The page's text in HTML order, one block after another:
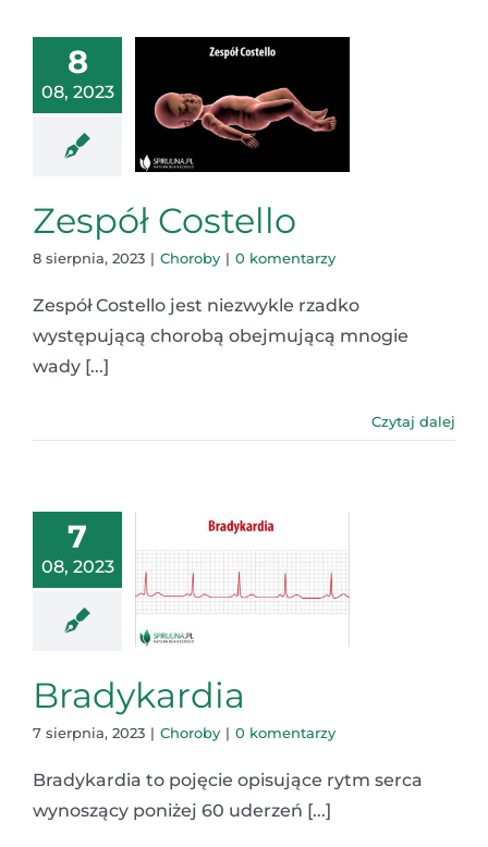
8
08, 2023
Zespół Costello
8 sierpnia, 2023 | Choroby | 0 komentarzy
Zespół Costello jest niezwykle rzadko
występującą chorobą obejmującą mnogie
wady [...]
Czytaj dalej
7
08, 2023
Bradykardia
7 sierpnia, 2023 | Choroby | 0 komentarzy
Bradykardia to pojęcie opisujące rytm serca
wynoszący poniżej 60 uderzeń [...]